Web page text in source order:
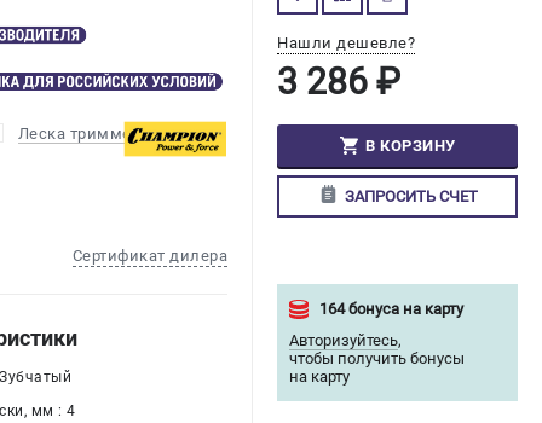
Леска триммерная
Сертификат дилера
Нашли дешевле?
3 286 ₽
В КОРЗИНУ
ЗАПРОСИТЬ СЧЕТ
164 бонуса на карту
Авторизуйтесь,
чтобы получить бонусы
на карту
мм : 4